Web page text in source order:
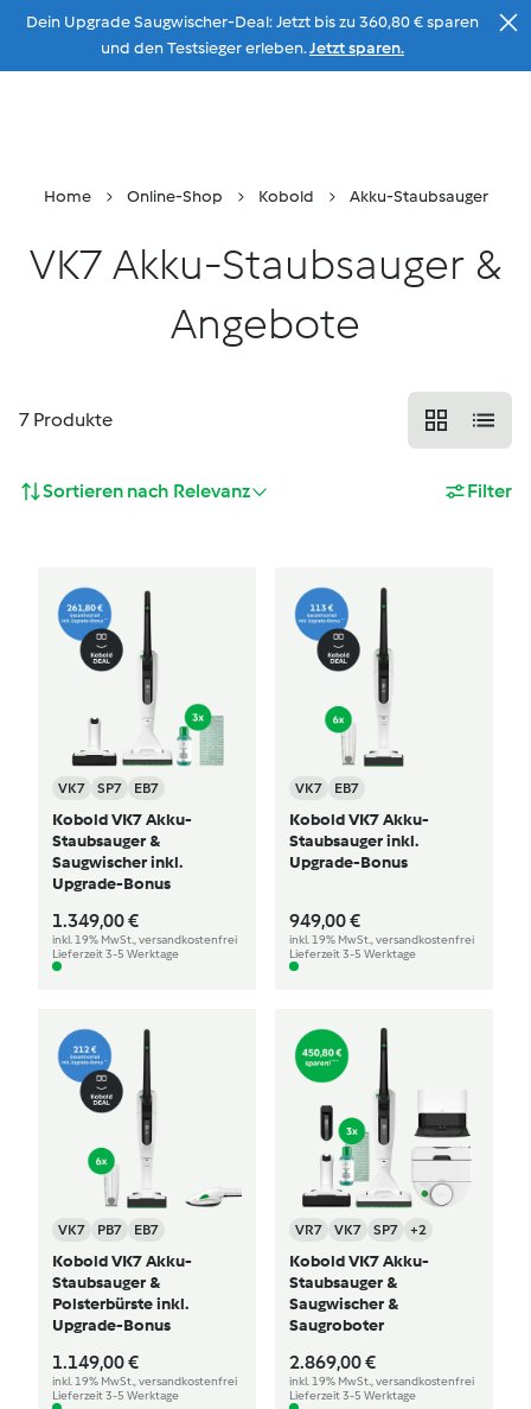
Zum Inhalt
Dein Upgrade Saugwischer-Deal: Jetzt bis zu 360,80 € sparen
und den Testsieger erleben.Jetzt sparen.
Home Online-Shop Kobold Akku-Staubsauger
VK7 Akku-Staubsauger &
Angebote
7 Produkte
Sortieren nach Relevanz Filter
VK7 SP7 EB7
Kobold VK7 Akku-
Staubsauger &
Saugwischer inkl.
Upgrade-Bonus
1.349,00 €
inkl. 19% MwSt., versandkostenfrei
Lieferzeit 3-5 Werktage
VK7 EB7
Kobold VK7 Akku-
Staubsauger inkl.
Upgrade-Bonus
949,00 €
inkl. 19% MwSt., versandkostenfrei
Lieferzeit 3-5 Werktage
VK7 PB7 EB7
Kobold VK7 Akku-
Staubsauger &
Polsterbürste inkl.
Upgrade-Bonus
1.149,00 €
inkl. 19% MwSt., versandkostenfrei
Lieferzeit 3-5 Werktage
VR7 VK7 SP7 +2
Kobold VK7 Akku-
Staubsauger &
Saugwischer &
Saugroboter
2.869,00 €
inkl. 19% MwSt., versandkostenfrei
Lieferzeit 3-5 Werktage